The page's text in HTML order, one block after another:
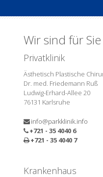
Wir sind für
Privatklinik
Ästhetisch Plastische
Dr. med. Friedemann Ruß
Ludwig-Erhard-Allee 20
76131 Karlsruhe
info@parkklinik.info
+721 - 35 4040 6
+721 - 35 4040 7
Krankenhaus